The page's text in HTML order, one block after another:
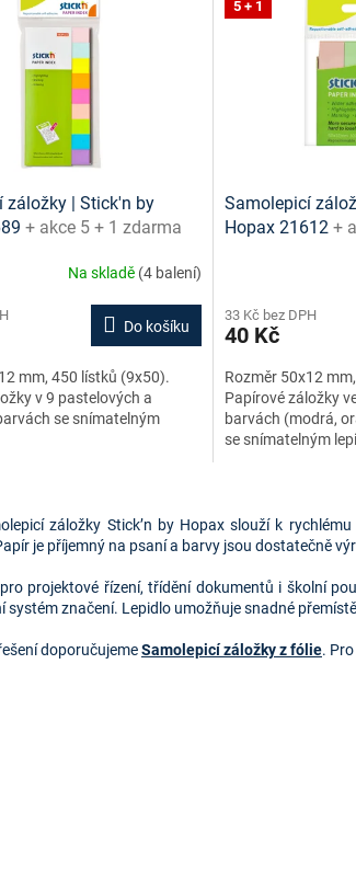
záložky | Stick'n by
+ akce 5 + 1 zdarma
Na skladě (4 balení)
Do košíku
mm, 450 lístků (9x50).
v 9 pastelových a
se snímatelným
5 + 1
Samolepicí
Hopax 21612 +
33 Kč bez DPH
40 Kč
Rozměr 50x12
Papírové záložky
barvách (modrá,
se snímatelným
záložky Stick’n by Hopax slouží k
je příjemný na psaní a barvy jsou dostatečně
projektové řízení, třídění dokumentů i školní
systém značení. Lepidlo umožňuje snadné
doporučujemeSamolepicí záložky z fólie.